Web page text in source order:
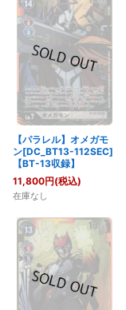
【パラレル】オメガモ
ン[DC_BT13-112SEC]
【BT-13収録】
11,800円(税込)
在庫なし